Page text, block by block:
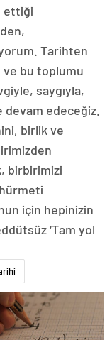
ettiği
Tarihten
ve bu toplumu
saygıyla,
edeceğiz.
birlik ve
birbirimizi
için hepinizin
‘Tam yol